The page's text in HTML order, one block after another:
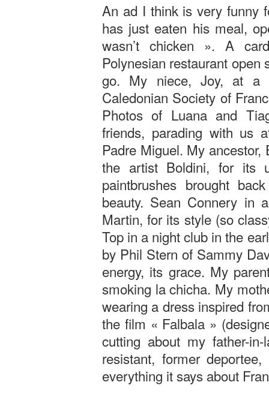
An ad I think is very funny
has just eaten his meal,
wasn’t chicken ». A
Polynesian restaurant
go. My niece, Joy, at a
Caledonian Society of
Photos of Luana and
friends, parading with us
Padre Miguel. My
the artist Boldini, for its
paintbrushes brought
beauty. Sean Connery in
Martin, for its style (so
Top in a night club in the
by Phil Stern of Sammy
energy, its grace. My
smoking la chicha. My
wearing a dress inspired
the film « Falbala »
cutting about my father-
resistant, former
everything it says about